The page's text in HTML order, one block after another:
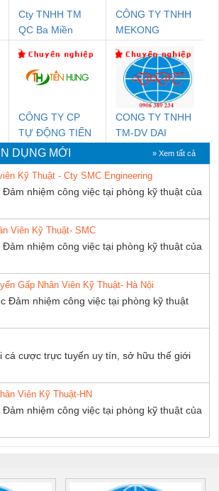
Cty TNHH TM
QC Ba Miền
CÔNG TY TNHH
MEKONG
SUPPLY
CÔNG TY CP
TỰ ĐỘNG TIẾN
HƯNG
CONG TY TNHH
TM-DV DAI
DONG THANH
DỤNG MỚI » Xem tất cả
Kỹ Thuật - Cty SMC Engineering
Đảm nhiệm công việc tại phòng kỹ thuật của
Viên Kỹ Thuật- SMC
Đảm nhiệm công việc tại phòng kỹ thuật của
Gấp Nhân Viên Kỹ Thuật- Hà Nội
Đảm nhiệm công việc tại phòng kỹ thuật
cá cược trực tuyến uy tín, sở hữu thế giới
Viên Kỹ Thuật-HN
Đảm nhiệm công việc tại phòng kỹ thuật của